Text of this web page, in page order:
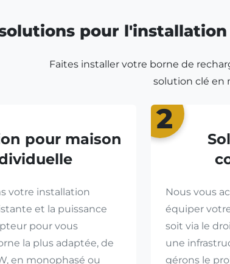
pour
Faites installer votre borne de
solution clé en
pour maison
votre installation
et la puissance
pour vous
la plus adaptée, de
en monophasé ou
2
Nous vous
équiper
soit via le
une
gérons le